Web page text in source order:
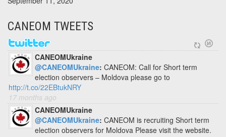
CANEOM TWEETS
CANEOMUkraine
@CANEOMUkraine: CANEOM: Call for Short term
election observers – Moldova please go to
http://t.co/22EBtukNRY
17 months ago
CANEOMUkraine
@CANEOMUkraine: CANEOM is recruiting Short term
election observers for Moldova Please visit the website.